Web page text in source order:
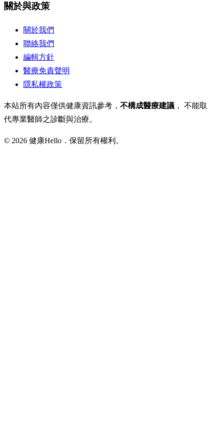
關於與政策
關於我們
聯絡我們
編輯方針
醫療免責聲明
隱私權政策
本站所有內容僅供健康資訊參考， 不構成醫療建議 ， 不能取
代專業醫師之診斷與治療。
© 2026 健康Hello．保留所有權利。